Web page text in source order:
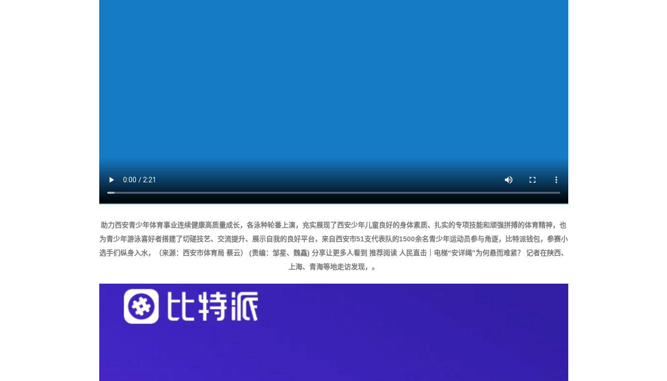
助力西安青少年体育事业连续健康高质量成长，各泳种轮番上演，充实展现了西安少年儿童良好的身体素质、扎实的专项技能和顽强拼搏的体育精神，也
为青少年游泳喜好者搭建了切磋技艺、交流提升、展示自我的良好平台，来自西安市51支代表队的1500余名青少年运动员参与角逐，比特派钱包，参赛小
选手们纵身入水，（来源：西安市体育局 蔡云） (责编：邹星、魏鑫) 分享让更多人看到 推荐阅读 人民直击｜电梯“安详绳”为何悬而难紧？ 记者在陕西、
上海、青海等地走访发现，。